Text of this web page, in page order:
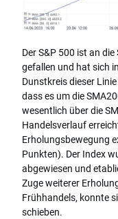
Der S&P 500 ist an
gefallen und hat sich
Dunstkreis dieser
dass es um die
wesentlich über die
Handelsverlauf
Erholungsbewegung
Punkten). Der Index
abgewiesen und
Zuge weiterer
Frühhandels, konnte
schieben.